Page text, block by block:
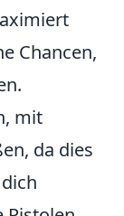
Chancen,
mit
da dies